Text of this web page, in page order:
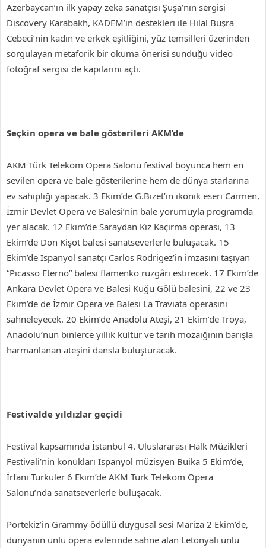
Azerbaycan’ın ilk yapay zeka sanatçısı Şuşa’nın sergisi
Discovery Karabakh, KADEM’in destekleri ile Hilal Büşra
Cebeci’nin kadın ve erkek eşitliğini, yüz temsilleri üzerinden
sorgulayan metaforik bir okuma önerisi sunduğu video
fotoğraf sergisi de kapılarını açtı.
Seçkin opera ve bale gösterileri AKM’de
AKM Türk Telekom Opera Salonu festival boyunca hem en
sevilen opera ve bale gösterilerine hem de dünya starlarına
ev sahipliği yapacak. 3 Ekim’de G.Bizet’in ikonik eseri Carmen,
İzmir Devlet Opera ve Balesi’nin bale yorumuyla programda
yer alacak. 12 Ekim’de Saraydan Kız Kaçırma operası, 13
Ekim’de Don Kişot balesi sanatseverlerle buluşacak. 15
Ekim’de İspanyol sanatçı Carlos Rodrigez’in imzasını taşıyan
“Picasso Eterno” balesi flamenko rüzgârı estirecek. 17 Ekim’de
Ankara Devlet Opera ve Balesi Kuğu Gölü balesini, 22 ve 23
Ekim’de de İzmir Opera ve Balesi La Traviata operasını
sahneleyecek. 20 Ekim’de Anadolu Ateşi, 21 Ekim’de Troya,
Anadolu’nun binlerce yıllık kültür ve tarih mozaiğinin barışla
harmanlanan ateşini dansla buluşturacak.
Festivalde yıldızlar geçidi
Festival kapsamında İstanbul 4. Uluslararası Halk Müzikleri
Festivali’nin konukları İspanyol müzisyen Buika 5 Ekim’de,
İrfani Türküler 6 Ekim’de AKM Türk Telekom Opera
Salonu’nda sanatseverlerle buluşacak.
Portekiz’in Grammy ödüllü duygusal sesi Mariza 2 Ekim’de,
dünyanın ünlü opera evlerinde sahne alan Letonyalı ünlü